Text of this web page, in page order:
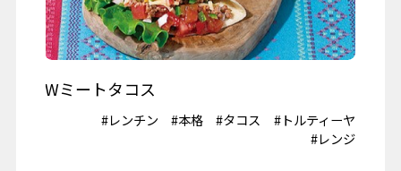
ワイン
Wミートタコス
#レンチン #本格 #タコス
#トルティーヤ
#レンジ